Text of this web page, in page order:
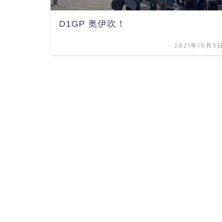
D1GP 奥伊吹！
2021年10月3